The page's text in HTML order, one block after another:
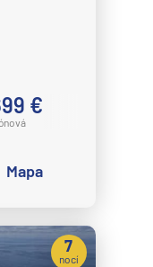
€
Mapa
7
nocí